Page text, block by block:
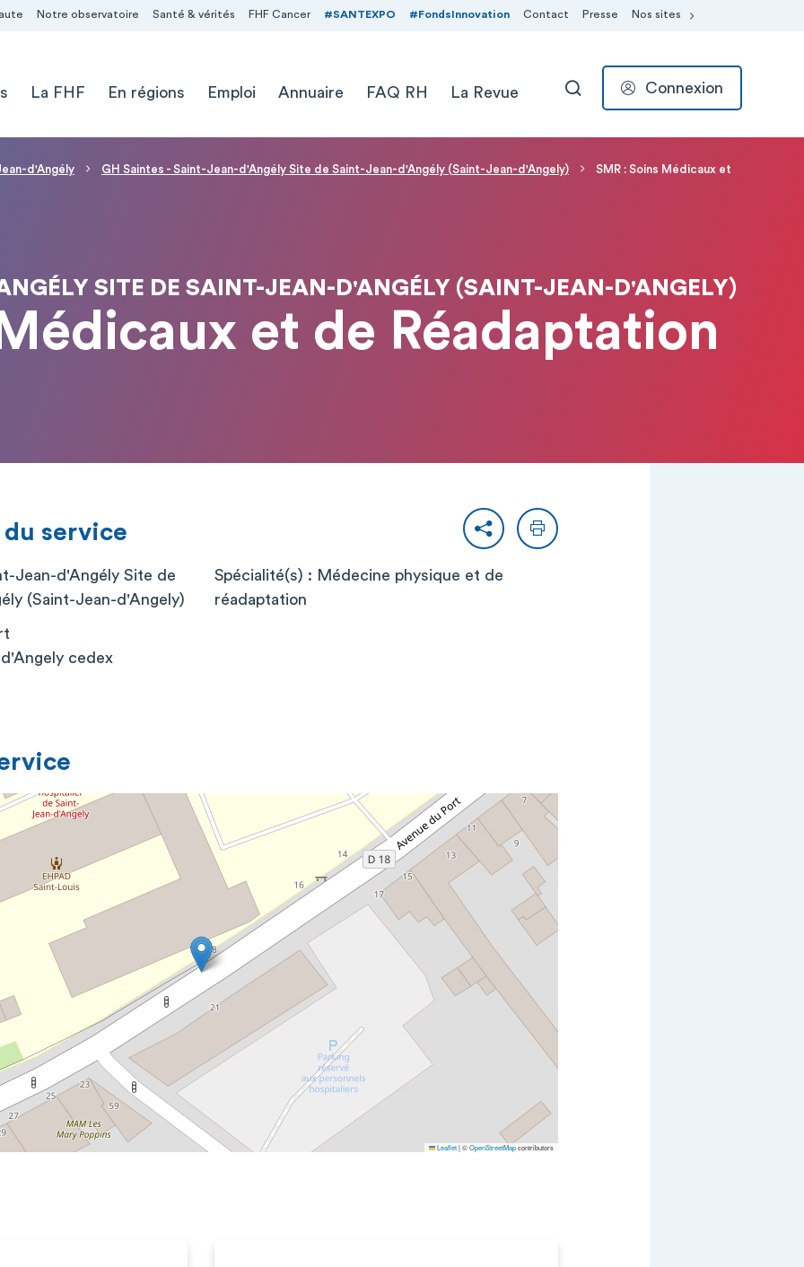
Notre observatoire Santé & vérités FHF Cancer #SANTEXPO #FondsInnovation Contact Presse Nos sites
La FHF En régions Emploi Annuaire FAQ RH La Revue RECHERCHER
Connexion
d'Angély GH Saintes - Saint-Jean-d'Angély Site de Saint-Jean-d'Angély (Saint-Jean-d'Angely) SMR : Soins Médicaux et
SITE DE SAINT-JEAN-D'ANGÉLY (SAINT-JEAN-D'ANGELY)
et de Réadaptation
PartagerImprimer
service
Jean-d'Angély Site de
(Saint-Jean-d'Angely)
d'Angely cedex
Spécialité(s) : Médecine physique et de
réadaptation
Leaflet|©OpenStreetMapcontributors